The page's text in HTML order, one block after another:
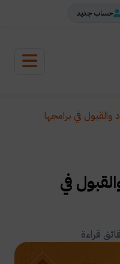
حساب جديد
في برامجها
في